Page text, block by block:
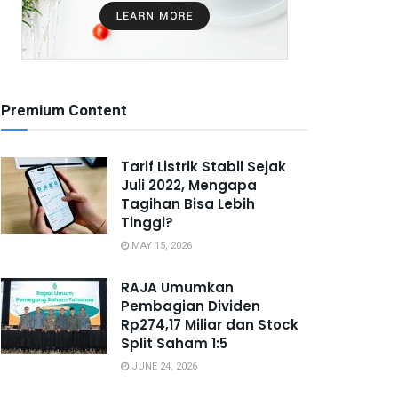
Premium Content
Tarif Listrik Stabil Sejak
Juli 2022, Mengapa
Tagihan Bisa Lebih
Tinggi?
MAY 15, 2026
RAJA Umumkan
Pembagian Dividen
Rp274,17 Miliar dan Stock
Split Saham 1:5
JUNE 24, 2026